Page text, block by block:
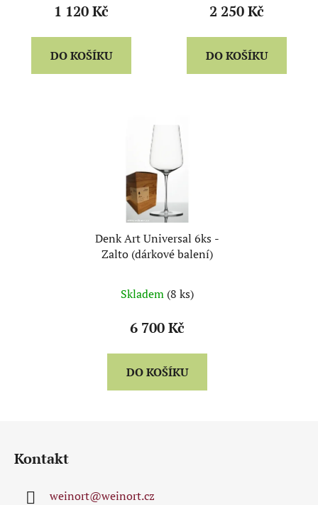
1 120 Kč
DO KOŠÍKU
2 250 Kč
DO KOŠÍKU
Denk Art Universal 6ks -
Zalto (dárkové balení)
Skladem (8 ks)
6 700 Kč
DO KOŠÍKU
Kontakt
weinort@weinort.cz